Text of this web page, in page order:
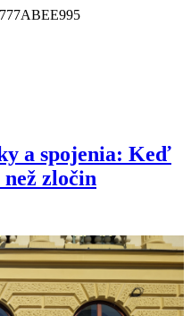
a spojenia: Keď
zločin